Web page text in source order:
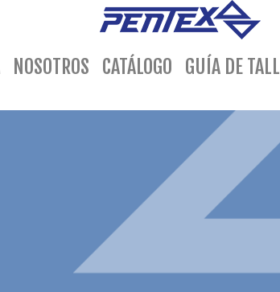
NOSOTROS CATÁLOGO GUÍA DE